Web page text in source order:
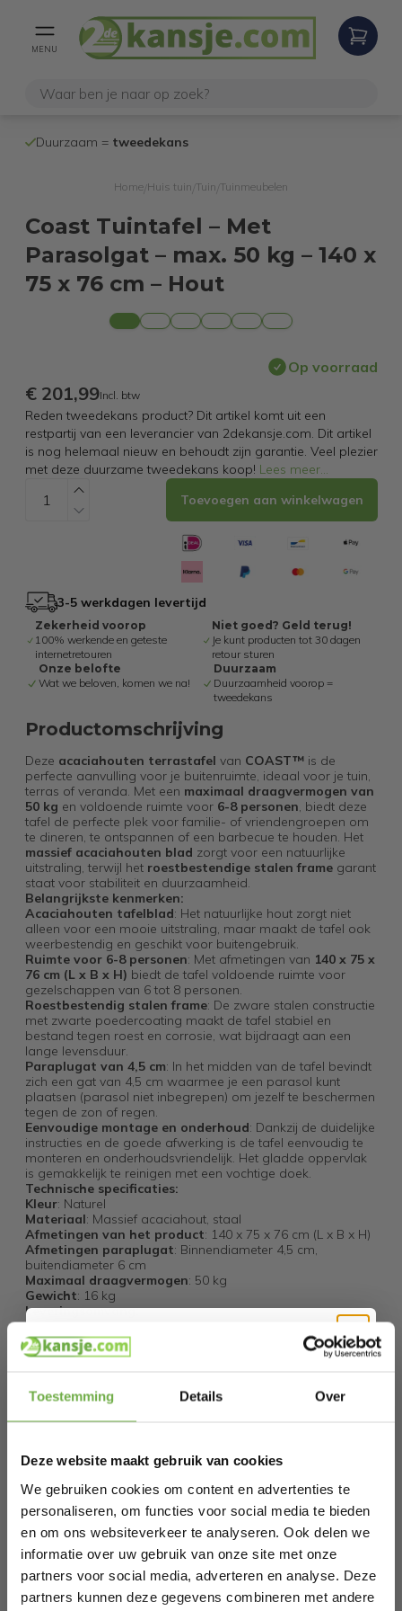
Toestemming Details Over
Deze website maakt gebruik van cookies
We gebruiken cookies om content en advertenties te
personaliseren, om functies voor social media te bieden
en om ons websiteverkeer te analyseren. Ook delen we
informatie over uw gebruik van onze site met onze
partners voor social media, adverteren en analyse. Deze
partners kunnen deze gegevens combineren met andere
MENU
Duurzaam = tweedekans
Home Huis tuin Tuin Tuinmeubelen
Coast Tuintafel – Met
Parasolgat – max. 50 kg – 140 x
75 x 76 cm – Hout
Op voorraad
€ 201,99Incl. btw
Reden tweedekans product? Dit artikel komt uit een
restpartij van een leverancier van 2dekansje.com. Dit artikel
is nog helemaal nieuw en behoudt zijn garantie. Veel plezier
met deze duurzame tweedekans koop! Lees meer...
Toevoegen aan winkelwagen
3-5 werkdagen levertijd
Zekerheid voorop
100% werkende en geteste
internetretouren
Niet goed? Geld terug!
Je kunt producten tot 30 dagen
retour sturen
Onze belofte
Wat we beloven, komen we na!
Duurzaam
Duurzaamheid voorop =
tweedekans
Productomschrijving
Deze acaciahouten terrastafel van COAST™is de
perfecte aanvulling voor je buitenruimte, ideaal voor je tuin,
terras of veranda. Met een maximaal draagvermogen van
50 kg en voldoende ruimte voor 6-8 personen, biedt deze
tafel de perfecte plek voor familie- of vriendengroepen om
te dineren, te ontspannen of een barbecue te houden. Het
massief acaciahouten blad zorgt voor een natuurlijke
uitstraling, terwijl het roestbestendige stalen framegarant
staat voor stabiliteit en duurzaamheid.
Belangrijkste kenmerken:
Acaciahouten tafelblad: Het natuurlijke hout zorgt niet
alleen voor een mooie uitstraling, maar maakt de tafel ook
weerbestendig en geschikt voor buitengebruik.
Ruimte voor 6-8 personen: Met afmetingen van 140 x 75 x
76 cm (L x B x H) biedt de tafel voldoende ruimte voor
gezelschappen van 6 tot 8 personen.
Roestbestendig stalen frame: De zware stalen constructie
met zwarte poedercoating maakt de tafel stabiel en
bestand tegen roest en corrosie, wat bijdraagt aan een
lange levensduur.
Paraplugat van 4,5 cm: In het midden van de tafel bevindt
zich een gat van 4,5 cm waarmee je een parasol kunt
plaatsen (parasol niet inbegrepen) om jezelf te beschermen
tegen de zon of regen.
Eenvoudige montage en onderhoud: Dankzij de duidelijke
instructies en de goede afwerking is de tafel eenvoudig te
monteren en onderhoudsvriendelijk. Het gladde oppervlak
is gemakkelijk te reinigen met een vochtige doek.
Technische specificaties:
Kleur: Naturel
Materiaal: Massief acaciahout, staal
Afmetingen van het product: 140 x 75 x 76 cm (L x B x H)
Afmetingen paraplugat: Binnendiameter 4,5 cm,
buitendiameter 6 cm
Maximaal draagvermogen: 50 kg
Gewicht: 16 kg
Leveringsomvang:
1 x Terrastafel
1 x Gebruiksaanwijzing
Artikelnummer
EAN
6095801327351
SKU
142609019
Gerelateerde producten
Schrijf je in en ontvang
Bij 2dekansje.com profiteer je van
kortingen tot wel 70%.